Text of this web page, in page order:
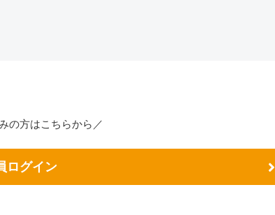
の方はこちらから／
ログイン